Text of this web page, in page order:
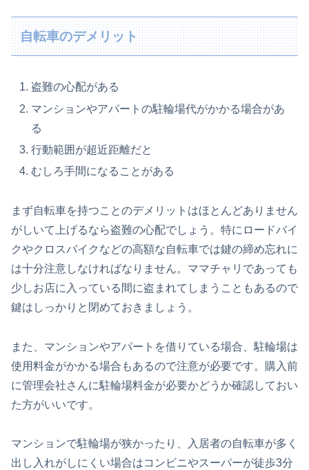
自転車のデメリット
盗難の心配がある
マンションやアパートの駐輪場代がかかる場合があ
る
行動範囲が超近距離だと
むしろ手間になることがある
まず自転車を持つことのデメリットはほとんどありません
がしいて上げるなら盗難の心配でしょう。特にロードバイ
クやクロスバイクなどの高額な自転車では鍵の締め忘れに
は十分注意しなければなりません。ママチャリであっても
少しお店に入っている間に盗まれてしまうこともあるので
鍵はしっかりと閉めておきましょう。
また、マンションやアパートを借りている場合、駐輪場は
使用料金がかかる場合もあるので注意が必要です。購入前
に管理会社さんに駐輪場料金が必要かどうか確認しておい
た方がいいです。
マンションで駐輪場が狭かったり、入居者の自転車が多く
出し入れがしにくい場合はコンビニやスーパーが徒歩3分